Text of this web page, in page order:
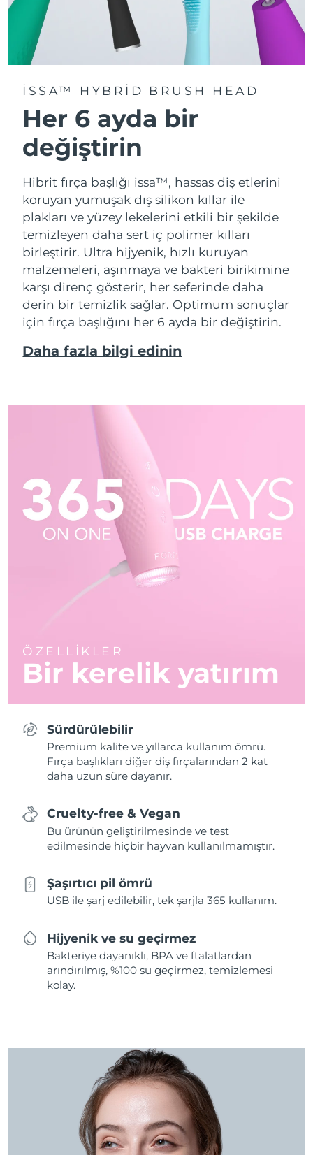
ISSA™ HYBRID BRUSH HEAD
Her 6 ayda bir
değiştirin
Hibrit fırça başlığı issa™, hassas diş etlerini
koruyan yumuşak dış silikon kıllar ile
plakları ve yüzey lekelerini etkili bir şekilde
temizleyen daha sert iç polimer kılları
birleştirir. Ultra hijyenik, hızlı kuruyan
malzemeleri, aşınmaya ve bakteri birikimine
karşı direnç gösterir, her seferinde daha
derin bir temizlik sağlar. Optimum sonuçlar
için fırça başlığını her 6 ayda bir değiştirin.
Daha fazla bilgi edinin
ÖZELLİKLER
Bir kerelik yatırım
Sürdürülebilir
Premium kalite ve yıllarca kullanım ömrü.
Fırça başlıkları diğer diş fırçalarından 2 kat
daha uzun süre dayanır.
Cruelty-free & Vegan
Bu ürünün geliştirilmesinde ve test
edilmesinde hiçbir hayvan kullanılmamıştır.
Şaşırtıcı pil ömrü
USB ile şarj edilebilir, tek şarjla 365 kullanım.
Hijyenik ve su geçirmez
Bakteriye dayanıklı, BPA ve ftalatlardan
arındırılmış, %100 su geçirmez, temizlemesi
kolay.